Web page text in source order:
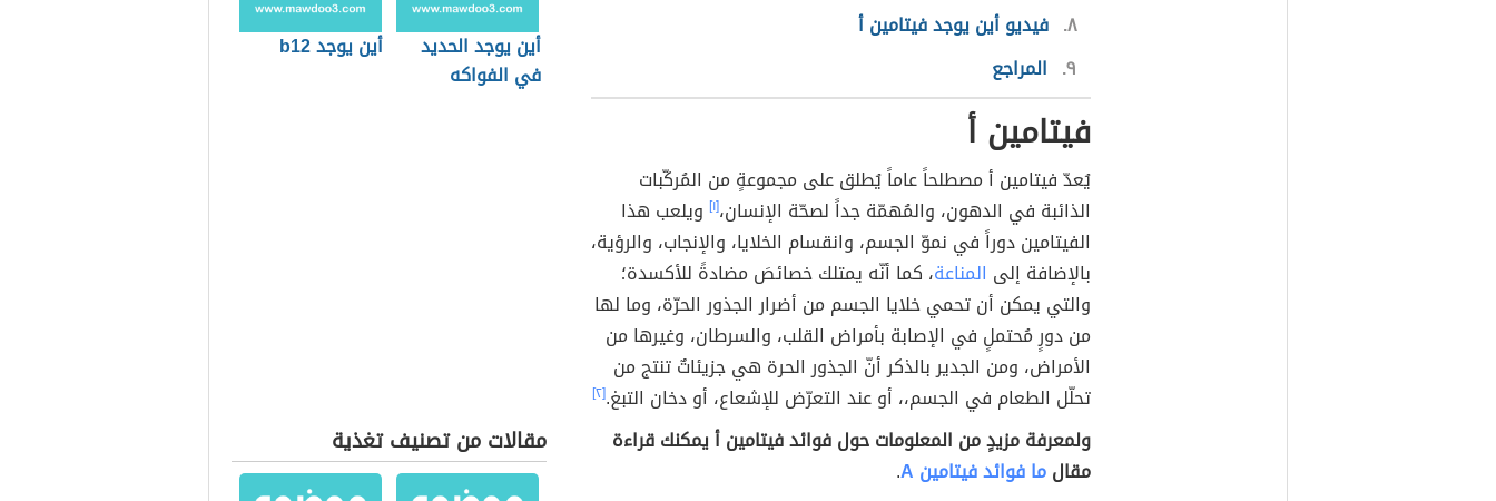
٨ فيديو أين يوجد فيتامين أ
٩ المراجع
فيتامين أ
يُعدّ فيتامين أ مصطلحاً عاماً يُطلق على مجموعةٍ من المُركّبات
الذائبة في الدهون، والمُهمّة جداً لصحّة الإنسان،[١] ويلعب هذا
الفيتامين دوراً في نموّ الجسم، وانقسام الخلايا، والإنجاب، والرؤية،
بالإضافة إلى المناعة، كما أنّه يمتلك خصائصَ مضادةً للأكسدة؛
والتي يمكن أن تحمي خلايا الجسم من أضرار الجذور الحرّة، وما لها
من دورٍ مُحتملٍ في الإصابة بأمراض القلب، والسرطان، وغيرها من
الأمراض، ومن الجدير بالذكر أنّ الجذور الحرة هي جزيئاتٌ تنتج من
تحلّل الطعام في الجسم،، أو عند التعرّض للإشعاع، أو دخان التبغ.[٢]
ولمعرفة مزيدٍ من المعلومات حول فوائد فيتامين أ يمكنك قراءة
مقالما فوائد فيتامين A .
أين يوجد الحديد
في الفواكه
أين يوجد b12
مقالات من تصنيف تغذية